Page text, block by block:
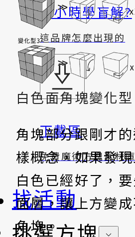
一小時學盲解?
這品牌怎麼出現的
下載區
免費魔術方塊素材庫
找活動
白色面角塊變化型
角塊部分跟剛才
樣概念，如果發
白色已經好了，
面層，讓上方變
角塊。